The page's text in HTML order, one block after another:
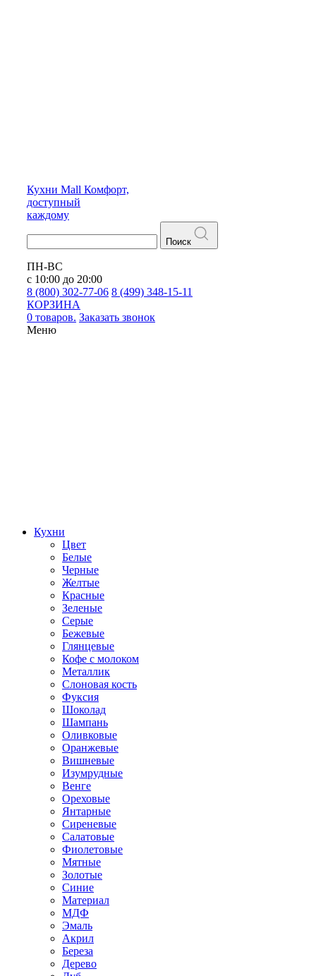
Кухни Mall Комфорт,
доступный
каждому
Поиск
ПН-ВС
с 10:00 до 20:00
8 (800) 302-77-06 8 (499) 348-15-11
КОРЗИНА
0 товаров. Заказать звонок
Меню
Кухни
Цвет
Белые
Черные
Желтые
Красные
Зеленые
Серые
Бежевые
Глянцевые
Кофе с молоком
Металлик
Слоновая кость
Фуксия
Шоколад
Шампань
Оливковые
Оранжевые
Вишневые
Изумрудные
Венге
Ореховые
Янтарные
Сиреневые
Салатовые
Фиолетовые
Мятные
Золотые
Синие
Материал
МДФ
Эмаль
Акрил
Береза
Дерево